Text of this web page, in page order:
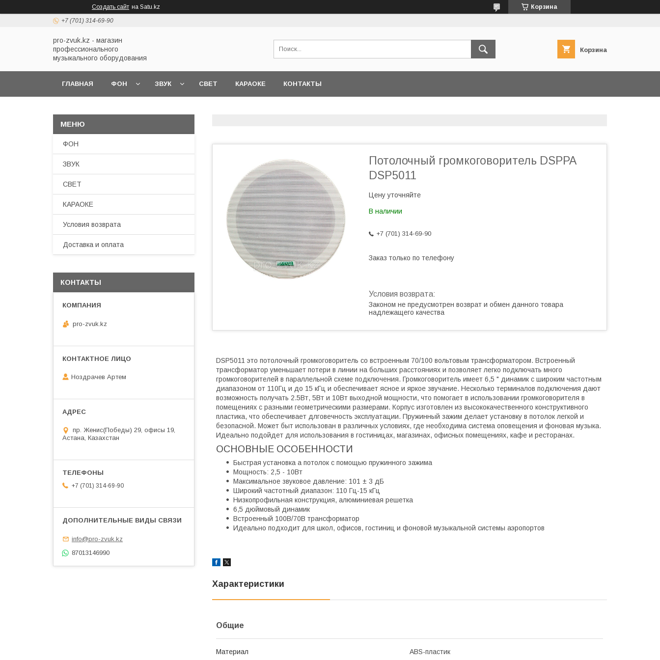
Создать сайт на Satu.kz Корзина
+7 (701) 314-69-90
pro-zvuk.kz - магазин
профессионального
музыкального оборудования
Корзина
ГЛАВНАЯ ФОН ЗВУК СВЕТ КАРАОКЕ КОНТАКТЫ
Потолочный громкоговоритель DSPPA
DSP5011
Цену уточняйте
В наличии
+7 (701) 314-69-90
Заказ только по телефону
Законом не предусмотрен возврат и обмен данного товара
надлежащего качества
DSP5011 это потолочный громкоговоритель со встроенным 70/100 вольтовым трансформатором. Встроенный
трансформатор уменьшает потери в линии на больших расстояниях и позволяет легко подключать много
громкоговорителей в параллельной схеме подключения. Громкоговоритель имеет 6,5 " динамик с широким частотным
диапазоном от 110Гц и до 15 кГц и обеспечивает ясное и яркое звучание. Несколько терминалов подключения дают
возможность получать 2.5Вт, 5Вт и 10Вт выходной мощности, что помогает в использовании громкоговорителя в
помещениях с разными геометрическими размерами. Корпус изготовлен из высококачественного конструктивного
пластика, что обеспечивает длговечность эксплуатации. Пружинный зажим делает установку в потолок легкой и
безопасной. Может быт использован в различных условиях, где необходима система оповещения и фоновая музыка.
Идеально подойдет для использования в гостиницах, магазинах, офисных помещениях, кафе и ресторанах.
ОСНОВНЫЕ ОСОБЕННОСТИ
Быстрая установка а потолок с помощью пружинного зажима
Мощность: 2,5 - 10Вт
Максимальное звуковое давление: 101 ± 3 дБ
Широкий частотный диапазон: 110 Гц-15 кГц
Низкопрофильная конструкция, алюминиевая решетка
6,5 дюймовый динамик
Встроенный 100В/70В трансформатор
Идеально подходит для школ, офисов, гостиниц и фоновой музыкальной системы аэропортов
Характеристики
Общие
Материал ABS-пластик
ФОН
ЗВУК
СВЕТ
КАРАОКЕ
Условия возврата
Доставка и оплата
КОНТАКТЫ
pro-zvuk.kz
Ноздрачев Артем
пр. Женис(Победы) 29, офисы 19,
Астана, Казахстан
+7 (701) 314-69-90
info@pro-zvuk.kz
87013146990